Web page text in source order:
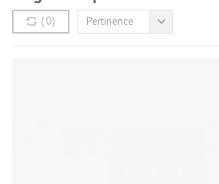
(0) Pertinence